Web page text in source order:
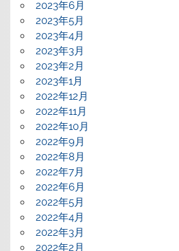
2023年6月
2023年5月
2023年4月
2023年3月
2023年2月
2023年1月
2022年12月
2022年11月
2022年10月
2022年9月
2022年8月
2022年7月
2022年6月
2022年5月
2022年4月
2022年3月
2022年2月